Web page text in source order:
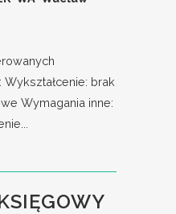
brak
Wymagania inne: